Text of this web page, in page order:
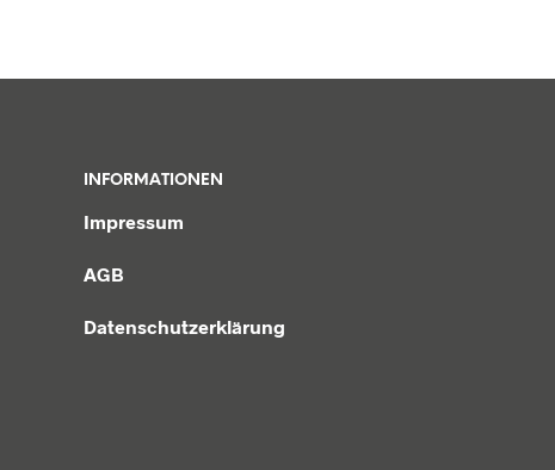
INFORMATIONEN
Impressum
AGB
Datenschutzerklärung